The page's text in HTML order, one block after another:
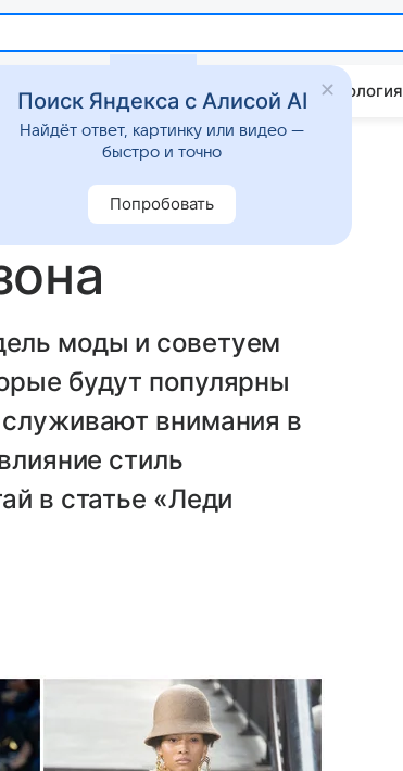
Гороскопы Стиль жизни Психология
зимой: 10
моды и советуем
будут популярны
внимания в
стиль
в статье «Леди
Поиск Яндекса с Алисой AI
Найдёт ответ, картинку или видео —
быстро и точно
Попробовать